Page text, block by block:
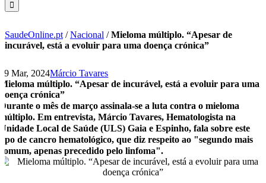
SaudeOnline.pt /Nacional /Mieloma múltiplo. “Apesar de
incurável, está a evoluir para uma doença crónica”
19 Mar, 2024Márcio Tavares
Mieloma múltiplo. “Apesar de incurável, está a evoluir para uma
doença crónica”
Durante o mês de março assinala-se a luta contra o mieloma
múltiplo. Em entrevista, Márcio Tavares, Hematologista na
Unidade Local de Saúde (ULS) Gaia e Espinho, fala sobre este
tipo de cancro hematológico, que diz respeito ao "segundo mais
comum, apenas precedido pelo linfoma".